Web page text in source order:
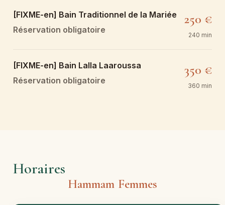
[FIXME-en] Bain Traditionnel de la Mariée
Réservation obligatoire
250 €
240 min
[FIXME-en] Bain Lalla Laaroussa
Réservation obligatoire
350 €
360 min
Horaires
Hammam Femmes